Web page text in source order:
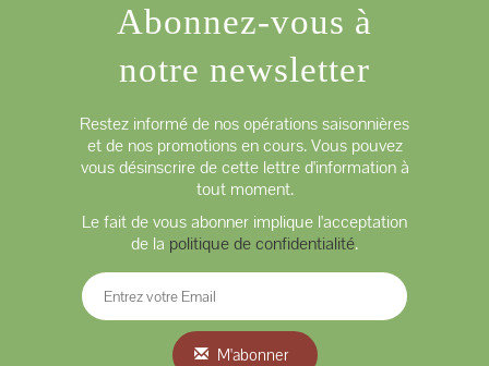
Abonnez-vous à
notre newsletter
Restez informé de nos opérations saisonnières
et de nos promotions en cours. Vous pouvez
vous désinscrire de cette lettre d'information à
tout moment.
Le fait de vous abonner implique l'acceptation
de la politique de confidentialité.
M'abonner